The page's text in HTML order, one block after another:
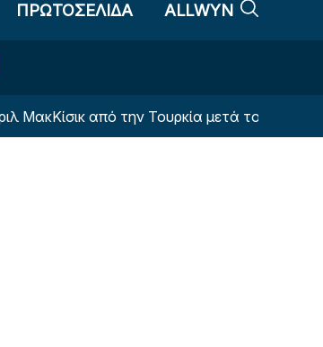
ΠΡΩΤΟΣΕΛΙΔΑ ALLWYN
από την Τουρκία μετά το “αντίο” στον